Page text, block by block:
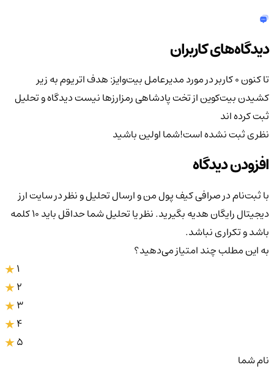
دیدگاه‌های کاربران
تا کنون 0 کاربر در مورد
مدیرعامل بیت‌وایز: هدف اتریوم به زیر
کشیدن بیت‌کوین از تخت پادشاهی رمزارزها نیستدیدگاه و تحلیل
ثبت کرده اند
نظری ثبت نشده است!شما اولین باشید
افزودن دیدگاه
با ثبت‌نام در صرافی کیف پول من و ارسال تحلیل و نظر در سایت ارز
دیجیتال رایگان هدیه بگیرید. نظر یا تحلیل شما حداقل باید ۱۰ کلمه
باشد و تکراری نباشد.
به این مطلب چند امتیاز می‌دهید؟
3
4
5
نام شما